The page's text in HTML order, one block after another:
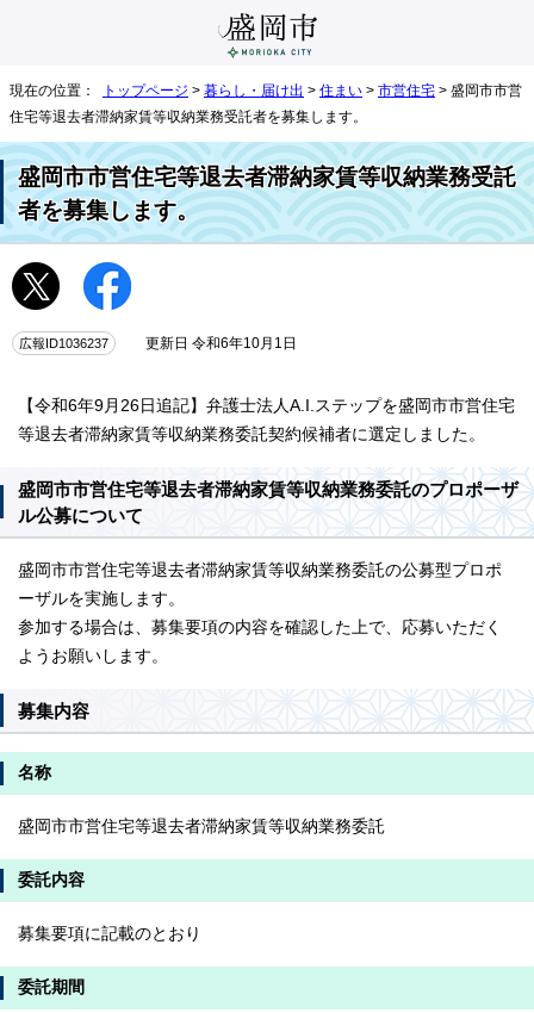
現在の位置： トップページ > 暮らし・届け出 > 住まい > 市営住宅 > 盛岡市市営
住宅等退去者滞納家賃等収納業務受託者を募集します。
盛岡市市営住宅等退去者滞納家賃等収納業務受託
者を募集します。
広報ID1036237 更新日 令和6年10月1日
【令和6年9月26日追記】弁護士法人A.I.ステップを盛岡市市営住宅
等退去者滞納家賃等収納業務委託契約候補者に選定しました。
盛岡市市営住宅等退去者滞納家賃等収納業務委託のプロポーザ
ル公募について
盛岡市市営住宅等退去者滞納家賃等収納業務委託の公募型プロポ
ーザルを実施します。
参加する場合は、募集要項の内容を確認した上で、応募いただく
ようお願いします。
募集内容
名称
盛岡市市営住宅等退去者滞納家賃等収納業務委託
委託内容
募集要項に記載のとおり
委託期間